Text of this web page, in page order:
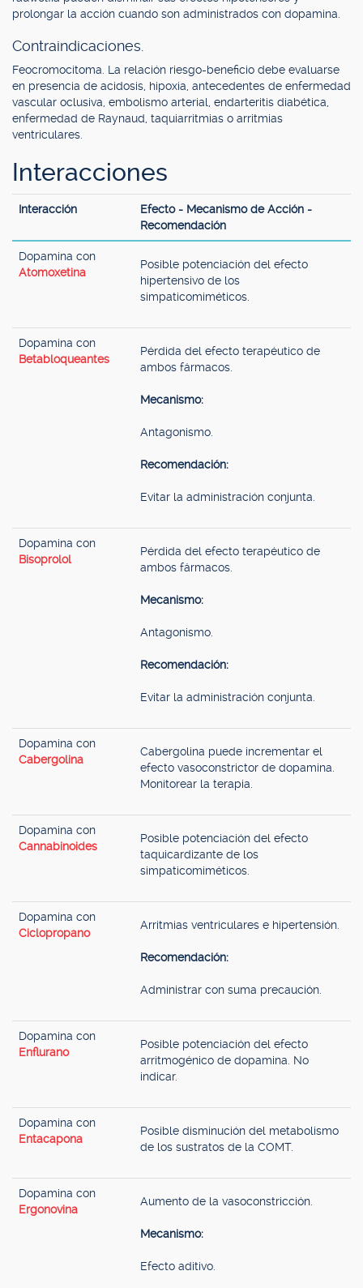
prolongar la acción cuando son administrados con dopamina.
Contraindicaciones.
Feocromocitoma. La relación riesgo-beneficio debe evaluarse
en presencia de acidosis, hipoxia, antecedentes de enfermedad
vascular oclusiva, embolismo arterial, endarteritis diabética,
enfermedad de Raynaud, taquiarritmias o arritmias
ventriculares.
Interacciones
Interacción
Efecto - Mecanismo de Acción -
Recomendación
Dopamina con
Atomoxetina
Posible potenciación del efecto
hipertensivo de los
simpaticomiméticos.
Dopamina con
Betabloqueantes
Pérdida del efecto terapéutico de
ambos fármacos.
Mecanismo:
Antagonismo.
Recomendación:
Evitar la administración conjunta.
Dopamina con
Bisoprolol
Pérdida del efecto terapéutico de
ambos fármacos.
Mecanismo:
Antagonismo.
Recomendación:
Evitar la administración conjunta.
Dopamina con
Cabergolina
Cabergolina puede incrementar el
efecto vasoconstrictor de dopamina.
Monitorear la terapia.
Dopamina con
Cannabinoides
Posible potenciación del efecto
taquicardizante de los
simpaticomiméticos.
Dopamina con
Ciclopropano
Arritmias ventriculares e hipertensión.
Recomendación:
Administrar con suma precaución.
Dopamina con
Enflurano
Posible potenciación del efecto
arritmogénico de dopamina. No
indicar.
Dopamina con
Entacapona
Posible disminución del metabolismo
de los sustratos de la COMT.
Dopamina con
Ergonovina
Aumento de la vasoconstricción.
Mecanismo:
Efecto aditivo.